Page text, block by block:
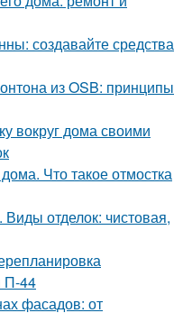
создавайте средства
из OSB: принципы
вокруг дома своими
Что такое отмостка
Виды отделок: чистовая,
П-44
фасадов: от